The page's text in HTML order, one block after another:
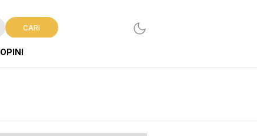
CARI
OPINI